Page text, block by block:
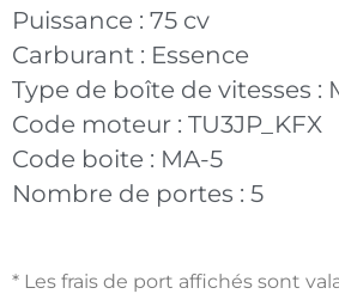
Puissance : 75 cv
Carburant : Essence
Type de boîte de vitesses :
Code moteur : TU3JP_KFX
Code boite : MA-5
Nombre de portes : 5
* Les frais de port affichés sont